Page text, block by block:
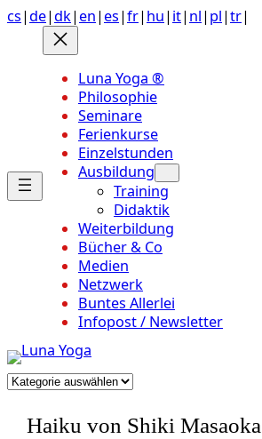
Anchor
Zum
Inhalt
springen
cs|de|dk| en| es|fr| hu| it| nl| pl|tr|
Luna Yoga ®
Philosophie
Seminare
Ferienkurse
Einzelstunden
Ausbildung
Training
Didaktik
Weiterbildung
Bücher & Co
Medien
Netzwerk
Buntes Allerlei
Infopost / Newsletter
Kategorien
Haiku von Shiki Masaoka